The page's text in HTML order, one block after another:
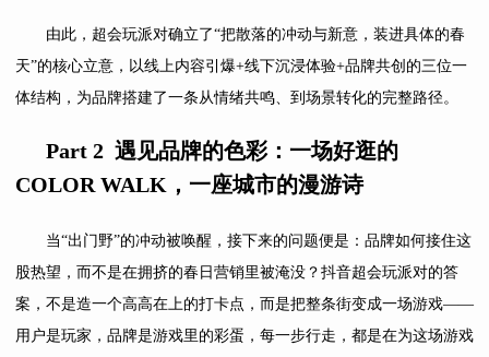
由此，超会玩派对确立了“把散落的冲动与新意，装进具体的春
天”的核心立意，以线上内容引爆+线下沉浸体验+品牌共创的三位一
体结构，为品牌搭建了一条从情绪共鸣、到场景转化的完整路径。
Part 2 遇见品牌的色彩：一场好逛的
COLOR WALK ，一座城市的漫游诗
当“出门野”的冲动被唤醒，接下来的问题便是：品牌如何接住这
股热望，而不是在拥挤的春日营销里被淹没？抖音超会玩派对的答
案，不是造一个高高在上的打卡点，而是把整条街变成一场游戏——
用户是玩家，品牌是游戏里的彩蛋，每一步行走，都是在为这场游戏